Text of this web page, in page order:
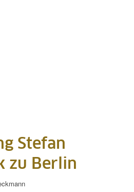
Stefan
zu Berlin